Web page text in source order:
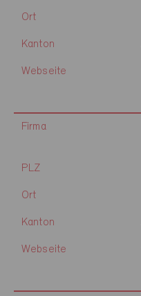
Ort
Kanton
Webseite
Firma
PLZ
Ort
Kanton
Webseite